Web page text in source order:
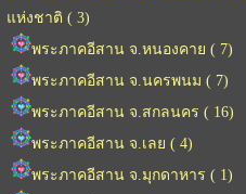
แห่งชาติ ( 3)
พระภาคอีสาน จ.หนองคาย ( 7)
พระภาคอีสาน จ.นครพนม ( 7)
พระภาคอีสาน จ.สกลนคร ( 16)
พระภาคอีสาน จ.เลย ( 4)
พระภาคอีสาน จ.มุกดาหาร ( 1)